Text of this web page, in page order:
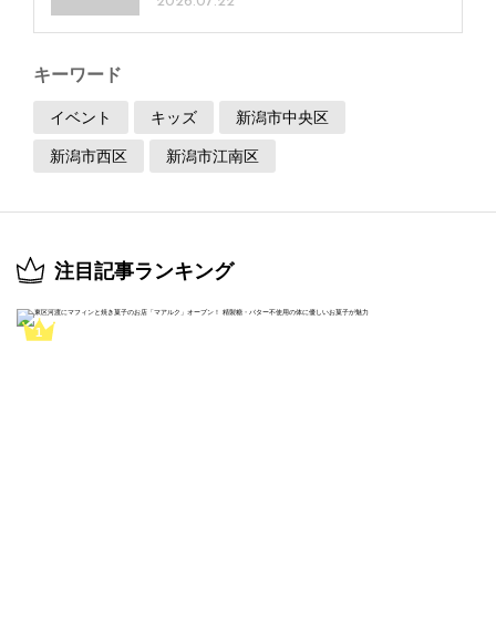
キーワード
イベント キッズ 新潟市中央区
新潟市西区 新潟市江南区
注目記事ランキング